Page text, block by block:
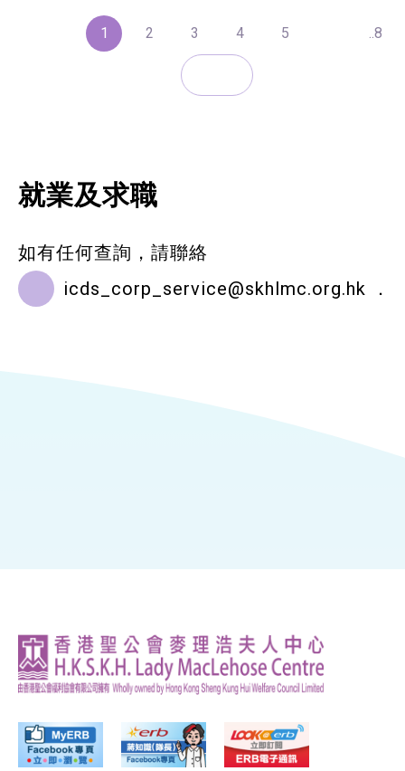
1 2 3 4 5 ..8
就業及求職
如有任何查詢，請聯絡
icds_corp_service@skhlmc.org.hk ．